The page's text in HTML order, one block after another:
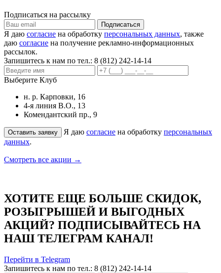
Подписаться на рассылку
Я даю согласие на обработку персональных данных, также
даю согласие на получение рекламно-информационных
рассылок.
Запишитесь к нам по тел.: 8 (812) 242-14-14
Выберите Клуб
н. р. Карповки, 16
4-я линия В.О., 13
Комендантский пр., 9
Я даю согласие на обработку персональных
данных.
Смотреть все акции →
ХОТИТЕ ЕЩЕ БОЛЬШЕ СКИДОК,
РОЗЫГРЫШЕЙ И ВЫГОДНЫХ
АКЦИЙ? ПОДПИСЫВАЙТЕСЬ НА
НАШ ТЕЛЕГРАМ КАНАЛ!
Перейти в Telegram
Запишитесь к нам по тел.: 8 (812) 242-14-14